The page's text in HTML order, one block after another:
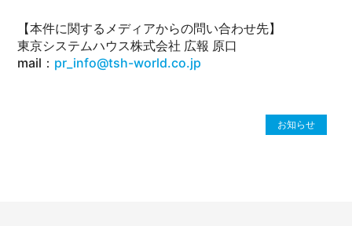
【本件に関するメディアからの問い合わせ先】
東京システムハウス株式会社 広報 原口
mail： pr_info@tsh-world.co.jp
お知らせ